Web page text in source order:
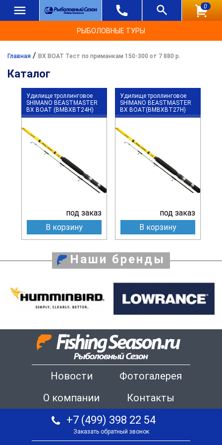
0
РЫБОЛОВНЫЕ ТУРЫ
Главная / BX BOAT Тест по приманкам 150-300 от 7 880 р.
Каталог
Удилище троллинговое
SHIMANO BEASTMASTER
BX BOAT (BMBXBT24H)
под заказ
В корзину
Удилище троллинговое
SHIMANO BEASTMASTER
BX BOAT(BMBXBT27H)
под заказ
В корзину
Наши бренды
Новости
Фотогалерея
О компании
Контакты
+7 (499) 398 22 54
Заказать обратный звонок